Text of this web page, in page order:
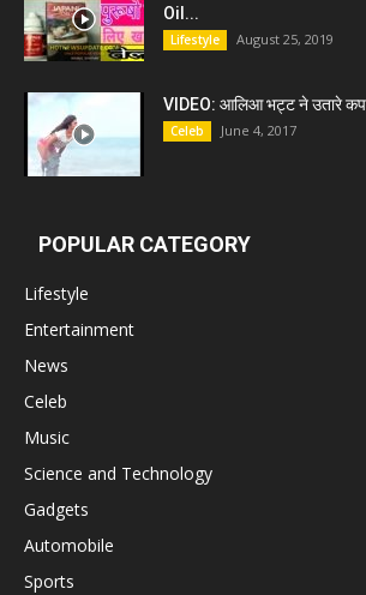
Oil...
Lifestyle August 25, 2019
VIDEO: आलिआ भट्ट ने उतारे
Celeb June 4, 2017
POPULAR CATEGORY
Lifestyle
Entertainment
News
Celeb
Music
Science and Technology
Gadgets
Automobile
Sports